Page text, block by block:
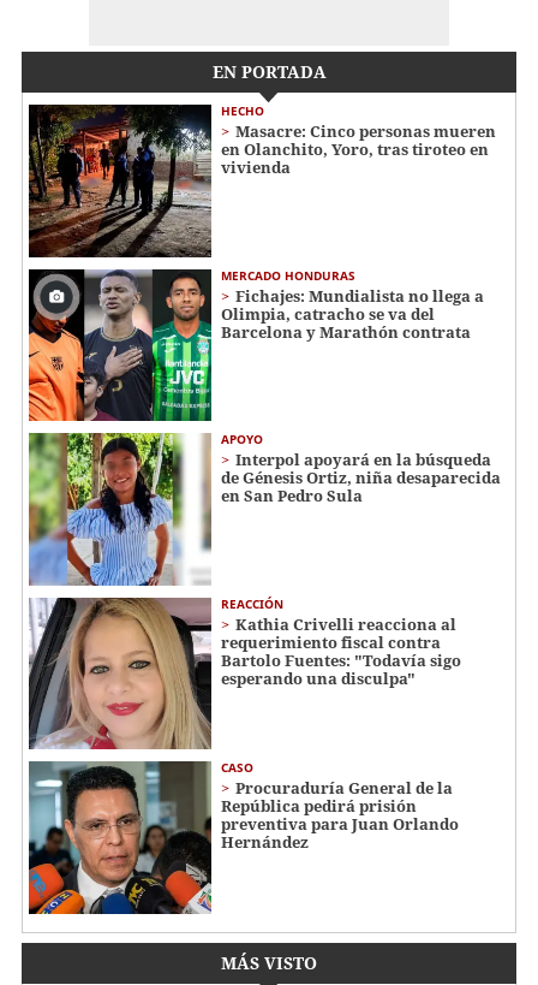
EN PORTADA
HECHO
Masacre: Cinco personas mueren
en Olanchito, Yoro, tras tiroteo en
vivienda
MERCADO HONDURAS
Fichajes: Mundialista no llega a
Olimpia, catracho se va del
Barcelona y Marathón contrata
APOYO
Interpol apoyará en la búsqueda
de Génesis Ortiz, niña desaparecida
en San Pedro Sula
REACCIÓN
Kathia Crivelli reacciona al
requerimiento fiscal contra
Bartolo Fuentes: "Todavía sigo
esperando una disculpa"
CASO
Procuraduría General de la
República pedirá prisión
preventiva para Juan Orlando
Hernández
MÁS VISTO